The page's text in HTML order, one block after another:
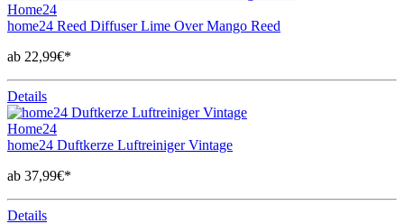
Home24
home24 Reed Diffuser Lime Over Mango Reed
ab 22,99€*
Details
Home24
home24 Duftkerze Luftreiniger Vintage
ab 37,99€*
Details